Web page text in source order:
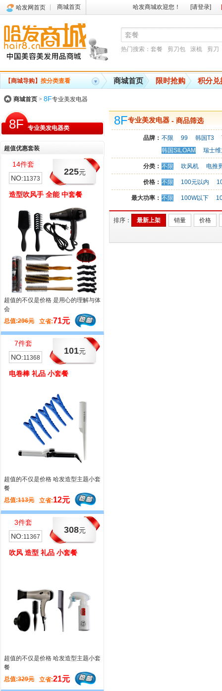
哈发网首页 商城首页 哈发商城欢迎您！ [请登录]
热门搜索： 套餐 剪刀包 滚梳 剪刀
【商城导购】 按分类查看 商城首页 限时抢购 积分兑
商城首页 > 8F专业美发电器
8F 专业美发电器类
超值优惠套装
14件套
NO:11373
225元
造型吹风手 全能 中套餐
超值的不仅是价格 是用心的理解与体
会
总值:296元 立省:71元
7件套
NO:11368
101元
电卷棒 礼品 小套餐
超值的不仅是价格 哈发造型主题小套
餐
总值:113元 立省:12元
3件套
NO:11367
308元
吹风 造型 礼品 小套餐
超值的不仅是价格 哈发造型主题小套
餐
总值:329元 立省:21元
11366
228元
吹风 造型 小套餐
8F专业美发电器 - 商品筛选
品牌： 不限 99 韩国T3
韩国SILOAM
瑞士
分类： 不限 吹风机 电推
价格： 不限 100元以内
最大功率： 不限 100W以下
排序： 最新上架 销量 价格